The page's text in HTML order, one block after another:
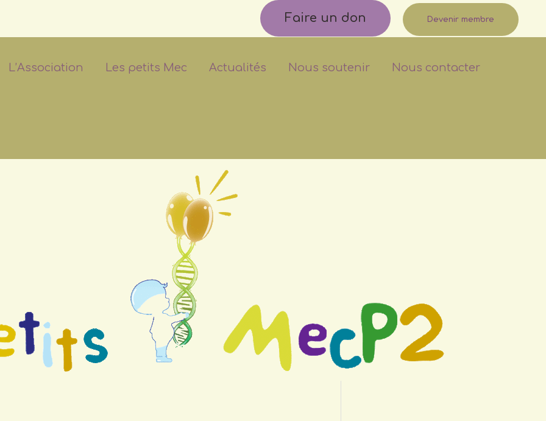
Faire un don Devenir membre
L’Association Les petits Mec Actualités Nous soutenir Nous contacter